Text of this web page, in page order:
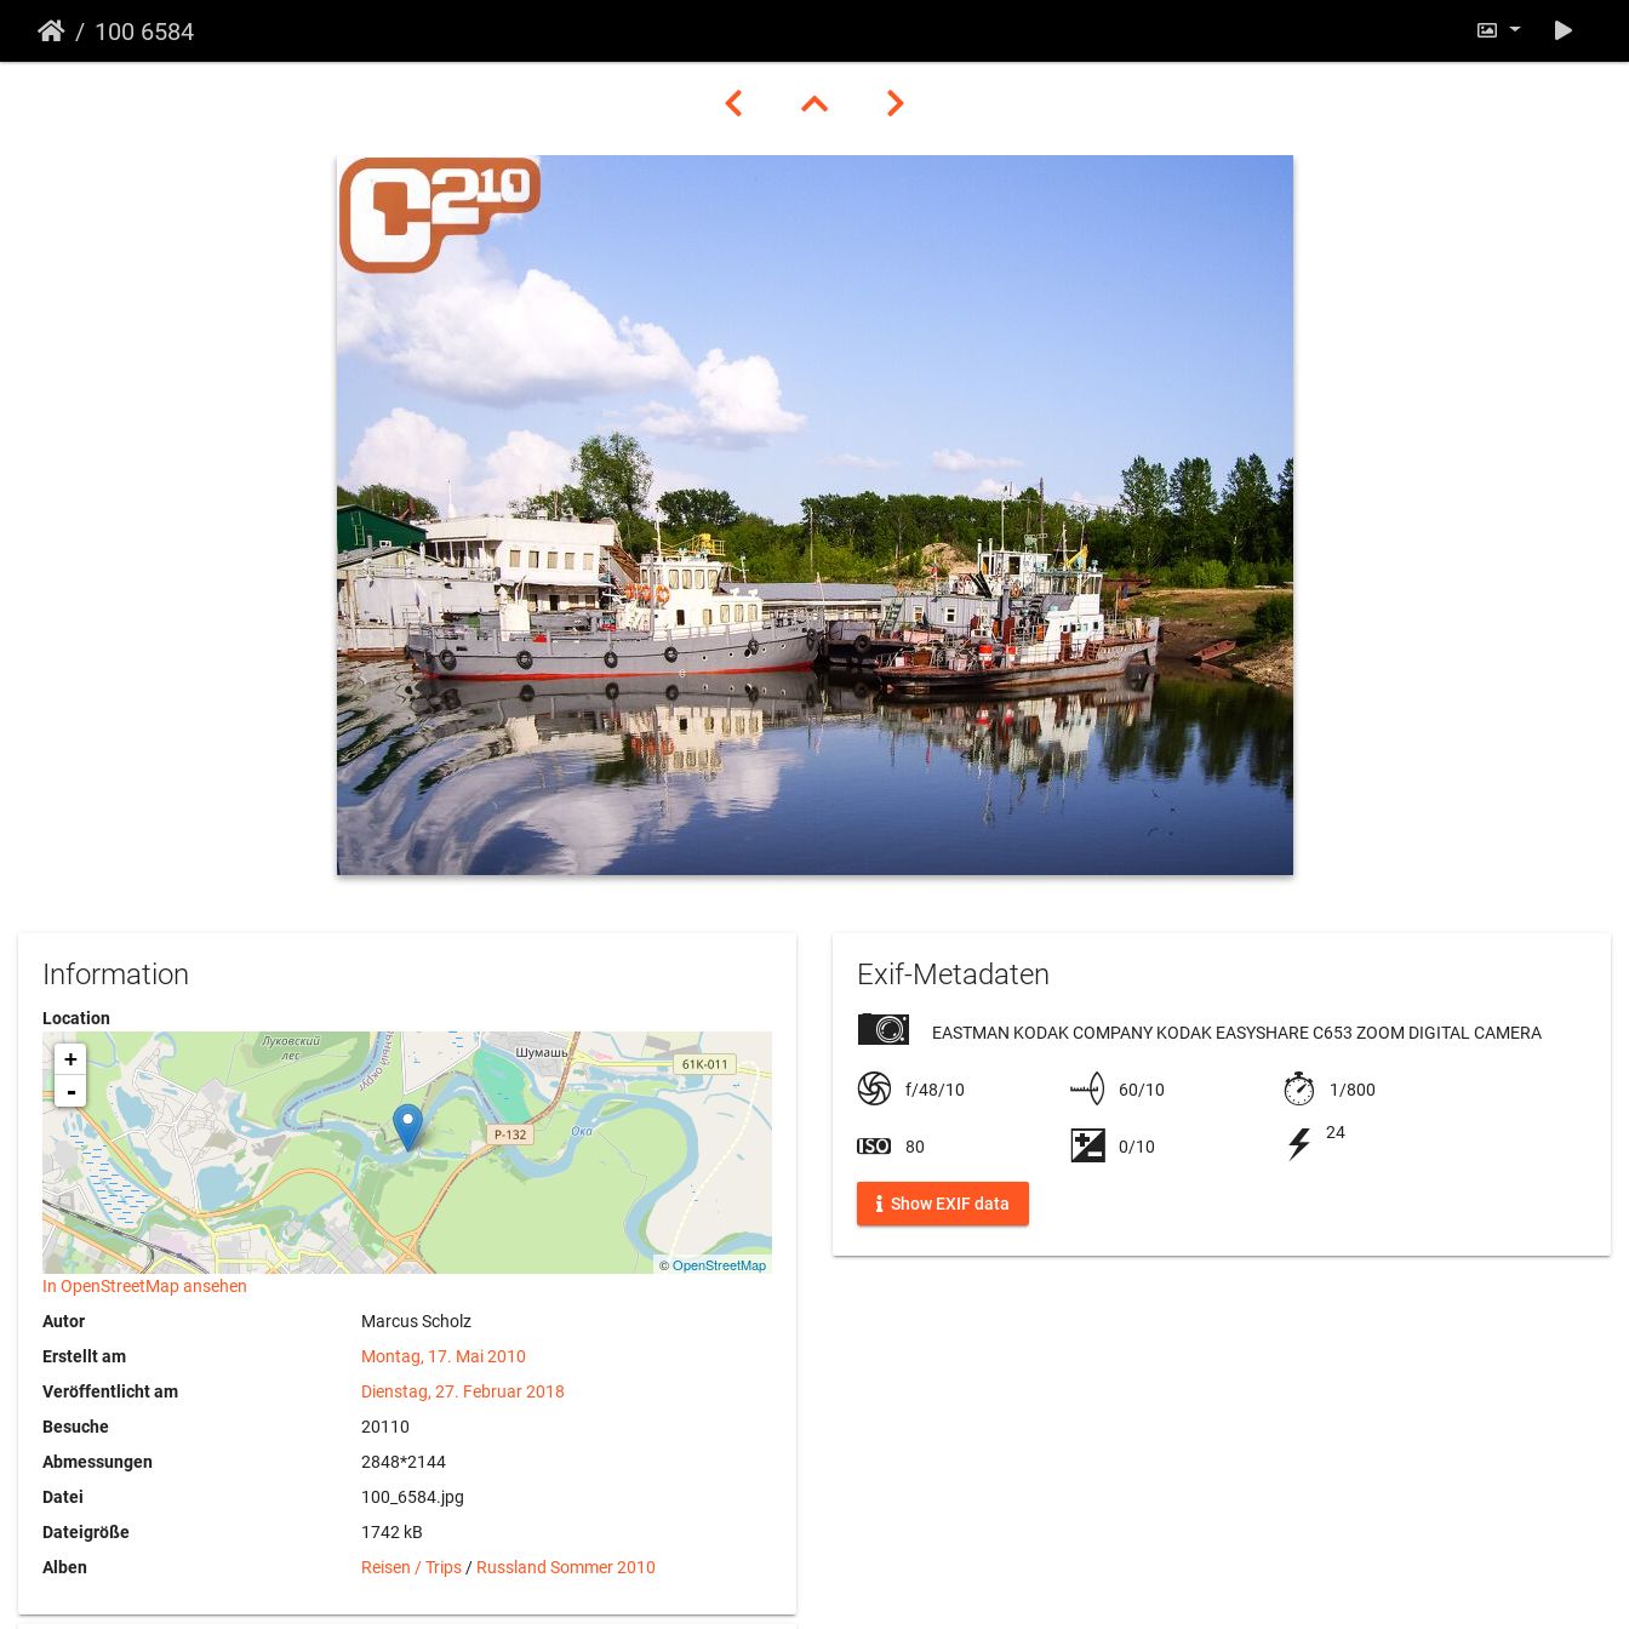
100 6584
Information
Location
+
-
©OpenStreetMap
In OpenStreetMap ansehen
Autor
Marcus Scholz
Erstellt am
Montag, 17. Mai 2010
Veröffentlicht am
Dienstag, 27. Februar 2018
Besuche
20110
Abmessungen
2848*2144
Datei
100_6584.jpg
Dateigröße
1742 kB
Alben
Reisen / Trips / Russland Sommer 2010
Exif-Metadaten
EASTMAN KODAK COMPANY KODAK EASYSHARE C653 ZOOM DIGITAL CAMERA
f/48/10 60/10 1/800
80 0/10
24
Show EXIF data